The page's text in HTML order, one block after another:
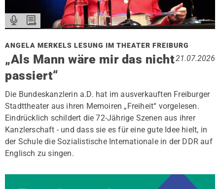
ANGELA MERKELS LESUNG IM THEATER FREIBURG
21.07.2026
„Als Mann wäre mir das nicht
passiert“
Die Bundeskanzlerin a.D. hat im ausverkauften Freiburger
Stadttheater aus ihren Memoiren „Freiheit“ vorgelesen.
Eindrücklich schildert die 72-Jährige Szenen aus ihrer
Kanzlerschaft - und dass sie es für eine gute Idee hielt, in
der Schule die Sozialistische Internationale in der DDR auf
Englisch zu singen.